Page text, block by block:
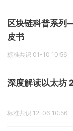
区块链科普系
皮书
标准共识 01-10 10:56
深度解读以太坊
标准共识 12-06 10:56